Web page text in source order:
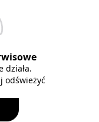
działa.
odświeżyć